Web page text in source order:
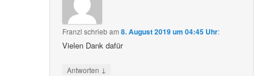
Franzl schriebam8. August 2019 um 04:45 Uhr:
Vielen Dank dafür
Antworten ↓